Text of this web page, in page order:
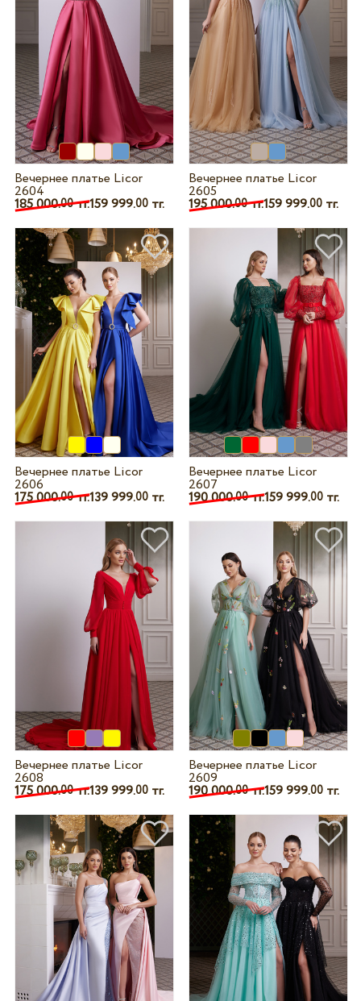
Вечернее платье Licor
2604
185 000.00тг.159 999.00тг.
Вечернее платье Licor
2605
195 000.00тг.159 999.00 тг.
Вечернее платье Licor
2606
175 000.00тг.139 999.00тг.
Вечернее платье Licor
2607
190 000.00тг.159 999.00 тг.
Вечернее платье Licor
2608
175 000.00тг.139 999.00тг.
Вечернее платье Licor
2609
190 000.00тг.159 999.00 тг.